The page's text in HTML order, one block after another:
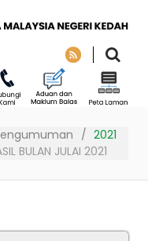
2021
BULAN JULAI 2021